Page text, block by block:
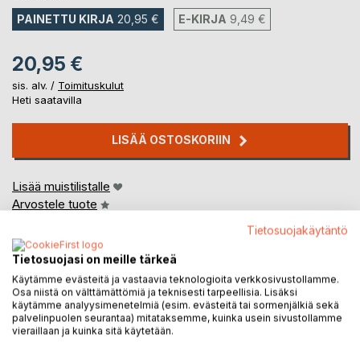
PAINETTU KIRJA 20,95 € E-KIRJA 9,49 €
20,95 €
sis. alv. / Toimituskulut
Heti saatavilla
LISÄÄ OSTOSKORIIN
Lisää muistilistalle
Arvostele tuote
KUVAUS
Tietosuojakäytäntö
Tietosuojasi on meille tärkeä
Käytämme evästeitä ja vastaavia teknologioita verkkosivustollamme.
Osa niistä on välttämättömiä ja teknisesti tarpeellisia. Lisäksi
käytämme analyysimenetelmiä (esim. evästeitä tai sormenjälkiä sekä
palvelinpuolen seurantaa) mitataksemme, kuinka usein sivustollamme
vieraillaan ja kuinka sitä käytetään.